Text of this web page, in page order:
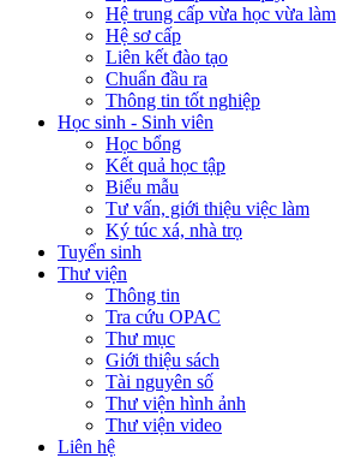
Hệ trung cấp vừa học vừa làm
Hệ sơ cấp
Liên kết đào tạo
Chuẩn đầu ra
Thông tin tốt nghiệp
Học sinh - Sinh viên
Học bổng
Kết quả học tập
Biểu mẫu
Tư vấn, giới thiệu việc làm
Ký túc xá, nhà trọ
Tuyển sinh
Thư viện
Thông tin
Tra cứu OPAC
Thư mục
Giới thiệu sách
Tài nguyên số
Thư viện hình ảnh
Thư viện video
Liên hệ